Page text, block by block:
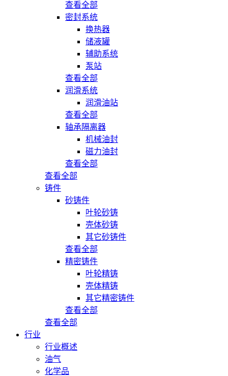
查看全部
密封系统
换热器
储液罐
辅助系统
泵站
查看全部
润滑系统
润滑油站
查看全部
轴承隔离器
机械油封
磁力油封
查看全部
查看全部
铸件
砂铸件
叶轮砂铸
壳体砂铸
其它砂铸件
查看全部
精密铸件
叶轮精铸
壳体精铸
其它精密铸件
查看全部
查看全部
行业
行业概述
油气
化学品